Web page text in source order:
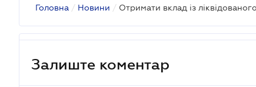
Головна / Новини /
Залиште коментар